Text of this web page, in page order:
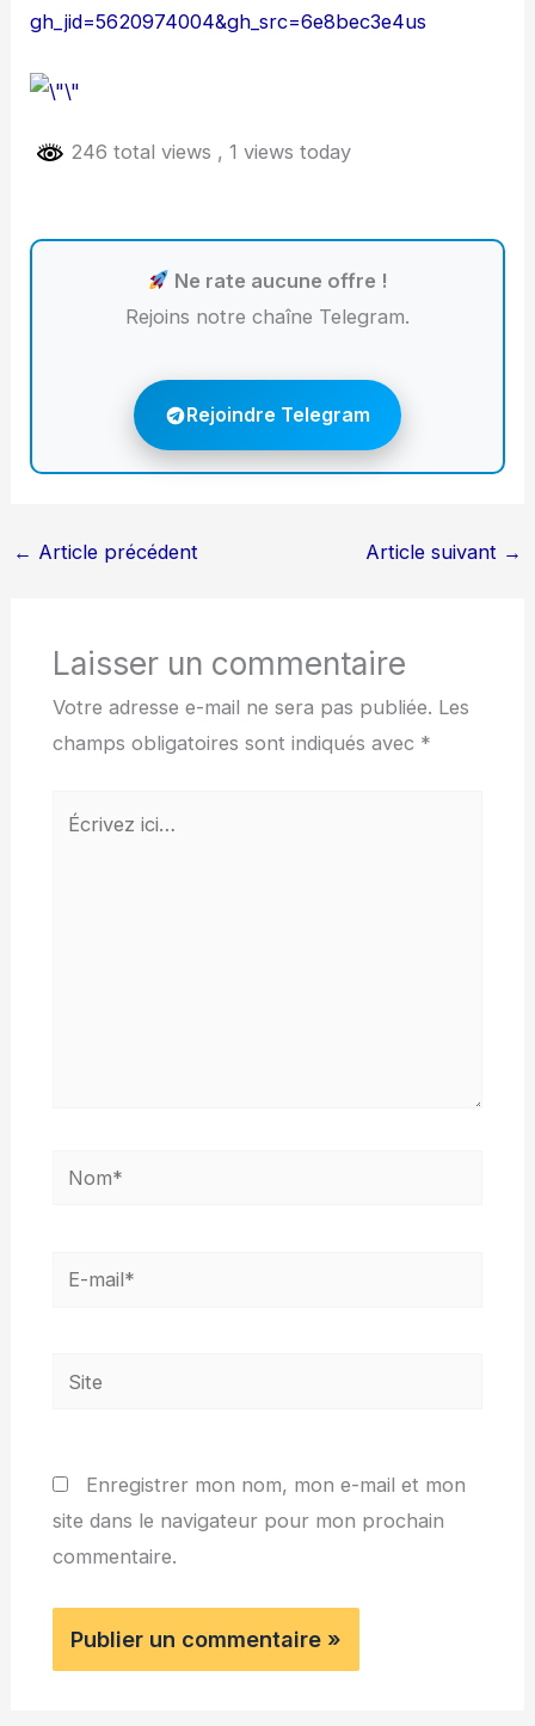
gh_jid=5620974004&gh_src=6e8bec3e4us
246 total views , 1 views today
Ne rate aucune offre !
Rejoins notre chaîne Telegram.
Rejoindre Telegram
← Article précédent Article suivant →
Laisser un commentaire
Votre adresse e-mail ne sera pas publiée. Les
champs obligatoires sont indiqués avec *
Écrivez
Nom*
E-
Site
Enregistrer mon nom, mon e-mail et mon
site dans le navigateur pour mon prochain
commentaire.